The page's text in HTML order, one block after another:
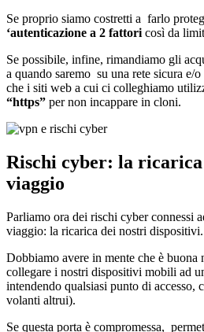
Se proprio siamo costretti a farlo
‘autenticazione a 2 fattori così da
Se possibile, infine, rimandiamo gli
a quando saremo su una rete sicura e/
che i siti web a cui ci colleghiamo
“https” per non incappare in cloni.
Rischi cyber: la
viaggio
Parliamo ora dei rischi cyber connessi
viaggio: la ricarica dei nostri dispositivi.
Dobbiamo avere in mente che è
collegare i nostri dispositivi mobili ad
intendendo qualsiasi punto di accesso,
volanti altrui).
Se questa porta è compromessa,